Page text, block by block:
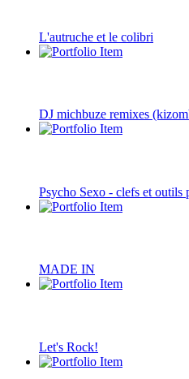
L'autruche et le colibri
DJ michbuze remixes
Psycho Sexo - clefs et outils
MADE IN
Let's Rock!